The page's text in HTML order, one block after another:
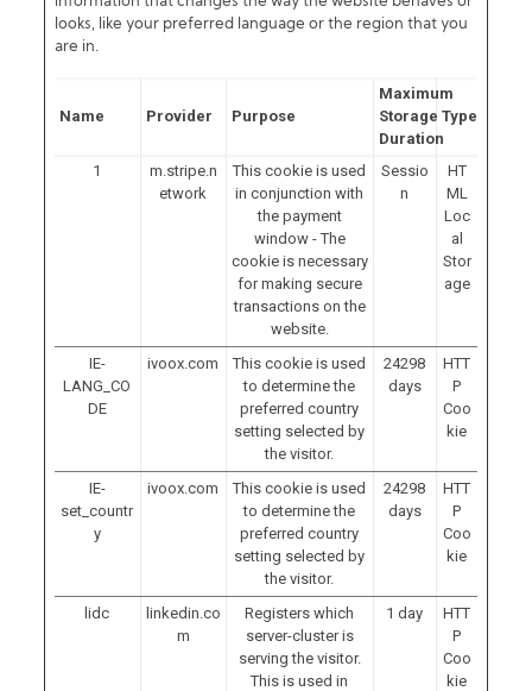
looks, like your preferred language or the region that you
are in.
Name Provider Purpose
Maximum
Storage
Duration
Type
1
m.stripe.n
etwork
This cookie is used
in conjunction with
the payment
window - The
cookie is necessary
for making secure
transactions on the
website.
Sessio
n
HT
ML
Loc
al
Stor
age
IE-
LANG_CO
DE
ivoox.com
This cookie is used
to determine the
preferred country
setting selected by
the visitor.
24298
days
HTT
P
Coo
kie
IE-
set_countr
y
ivoox.com
This cookie is used
to determine the
preferred country
setting selected by
the visitor.
24298
days
HTT
P
Coo
kie
lidc
linkedin.co
m
Registers which
server-cluster is
serving the visitor.
This is used in
1 day
HTT
P
Coo
kie